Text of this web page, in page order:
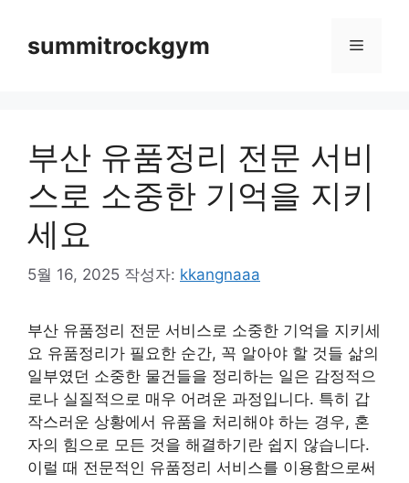
summitrockgym 메
부산 유품정리 전문 서비
스로 소중한 기억을 지키
세요
5월 16, 2025 작성자: kkangnaaa
부산 유품정리 전문 서비스로 소중한 기억을 지키세
요 유품정리가 필요한 순간, 꼭 알아야 할 것들 삶의
일부였던 소중한 물건들을 정리하는 일은 감정적으
로나 실질적으로 매우 어려운 과정입니다. 특히 갑
작스러운 상황에서 유품을 처리해야 하는 경우, 혼
자의 힘으로 모든 것을 해결하기란 쉽지 않습니다.
이럴 때 전문적인 유품정리 서비스를 이용함으로써